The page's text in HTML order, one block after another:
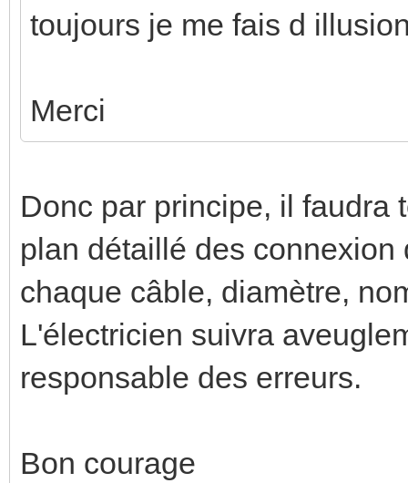
toujours je me fais d
Merci
Donc par principe, il faudra
plan détaillé des
chaque câble, diamètre,
L'électricien suivra
responsable des erreurs.
Bon courage